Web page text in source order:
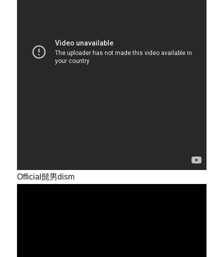
Official髭男dism